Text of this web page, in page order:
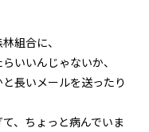
組合に、
いいんじゃないか、
長いメールを送ったり
、ちょっと病んでいま